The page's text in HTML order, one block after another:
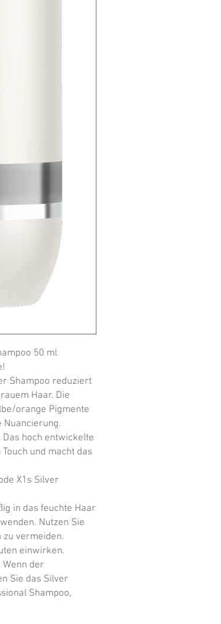
50 ml
Shampoo reduziert
Haar. Die
orange Pigmente
Nuancierung.
hoch entwickelte
und macht das
X1s Silver
in das feuchte Haar
Nutzen Sie
zu vermeiden.
einwirken.
der
Sie das Silver
Shampoo,